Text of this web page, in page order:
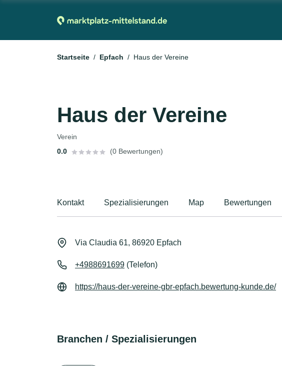
Startseite Epfach Haus der Vereine
Haus der Vereine
Verein
0.0
(0 Bewertungen)
Kontakt Spezialisierungen Map Bewertungen
Via Claudia 61, 86920 Epfach
+4988691699 (Telefon)
https://haus-der-vereine-gbr-epfach.bewertung-kunde.de/
Branchen / Spezialisierungen